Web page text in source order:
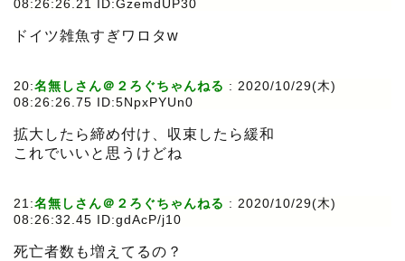
08:26:26.21 ID:GzemdUP30
ドイツ雑魚すぎワロタw
20:名無しさん＠２ろぐちゃんねる : 2020/10/29(木)
08:26:26.75 ID:5NpxPYUn0
拡大したら締め付け、収束したら緩和
これでいいと思うけどね
21:名無しさん＠２ろぐちゃんねる : 2020/10/29(木)
08:26:32.45 ID:gdAcP/j10
死亡者数も増えてるの？